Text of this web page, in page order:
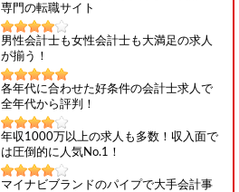
専門の転職サイト
男性会計士も女性会計士も大満足の求人
が揃う！
各年代に合わせた好条件の会計士求人で
全年代から評判！
年収1000万以上の求人も多数！収入面で
は圧倒的に人気No.1！
マイナビブランドのパイプで大手会計事